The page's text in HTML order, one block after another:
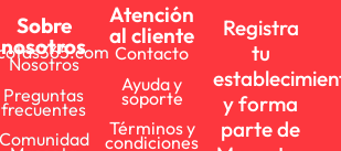
Sobre
nosotros
Nosotros
Preguntas
frecuentes
Comunidad
Atención
al cliente
Contacto
Ayuda y
soporte
Términos y
condiciones
Registra
tu
y forma
parte de